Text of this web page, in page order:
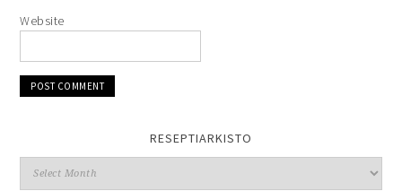
Website
RESEPTIARKISTO